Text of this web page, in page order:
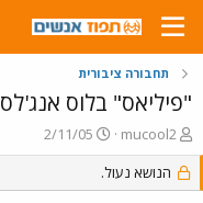
תחבורה ציבורית
"פיליאס" בלוס אנג'לס
פ
ו
ת
ח
mucool2
פ
ו
ס
2/11/05
הנושא נעול.